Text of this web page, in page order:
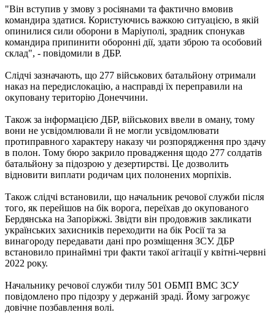
"Він вступив у змову з росіянами та фактично вмовив
командира здатися. Користуючись важкою ситуацією, в якій
опинилися сили оборони в Маріуполі, зрадник спонукав
командира припинити оборонні дії, здати зброю та особовий
склад", - повідомили в ДБР.
Слідчі зазначають, що 277 військових батальйону отримали
наказ на передислокацію, а насправді їх переправили на
окуповану територію Донеччини.
Також за інформацією ДБР, військових ввели в оману, тому
вони не усвідомлювали й не могли усвідомлювати
протиправного характеру наказу чи розпорядження про здачу
в полон. Тому бюро закрило провадження щодо 277 солдатів
батальйону за підозрою у дезертирстві. Це дозволить
відновити виплати родичам цих полонених морпіхів.
Також слідчі встановили, що начальник речової служби після
того, як перейшов на бік ворога, переїхав до окупованого
Бердянська на Запоріжжі. Звідти він продовжив закликати
українських захисників переходити на бік Росії та за
винагороду передавати дані про розміщення ЗСУ. ДБР
встановило принаймні три факти такої агітації у квітні-червні
2022 року.
Начальнику речової служби тилу 501 ОБМП ВМС ЗСУ
повідомлено про підозру у держаній зраді. Йому загрожує
довічне позбавлення волі.